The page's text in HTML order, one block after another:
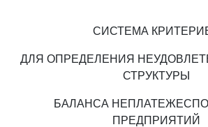
СИСТЕМА
ДЛЯ ОПРЕДЕЛЕНИЯ
СТРУКТУРЫ
БАЛАНСА
ПРЕДПРИЯТИЙ